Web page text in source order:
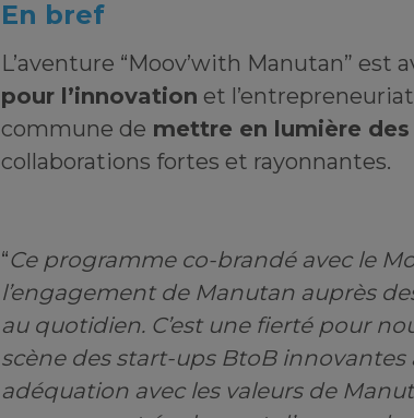
En bref
L’aventure “Moov’with Manutan”
pour l’innovation et
commune de mettre en lumière
collaborations fortes et rayonnantes.
“Ce programme co-brandé avec le
l’engagement de Manutan auprès
au quotidien. C’est une fierté pour
scène des start-ups BtoB
adéquation avec les valeurs de